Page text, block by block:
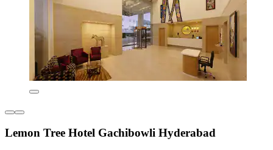
Lemon Tree Hotel Gachibowli Hyderabad